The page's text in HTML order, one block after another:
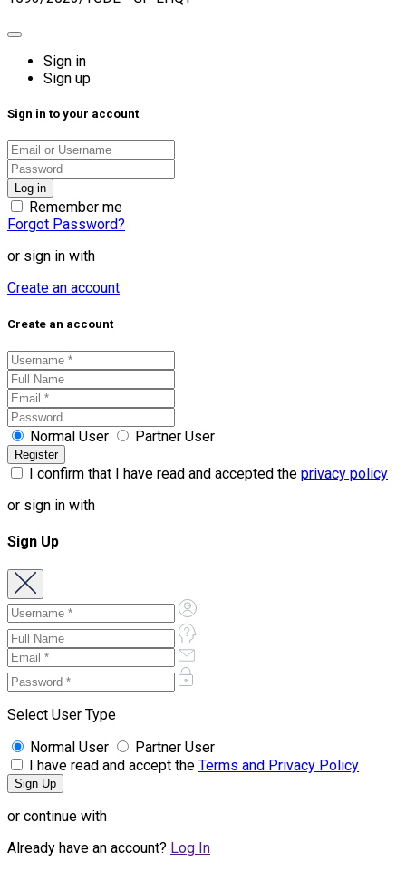
Sign in
Sign up
Sign in to your account
Remember me
Forgot Password?
or sign in with
Create an account
Create an account
Normal User Partner User
I confirm that I have read and accepted the privacy policy
or sign in with
Sign Up
Select User Type
Normal User
Partner User
I have read and accept the Terms and Privacy Policy
or continue with
Already have an account? Log In